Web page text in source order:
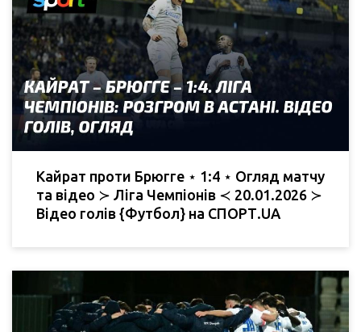
Кайрат проти Брюгге ⋆ 1:4 ⋆ Огляд матчу
та відео ≻ Ліга Чемпіонів ≺ 20.01.2026 ≻
Відео голів {Футбол} на СПОРТ.UA